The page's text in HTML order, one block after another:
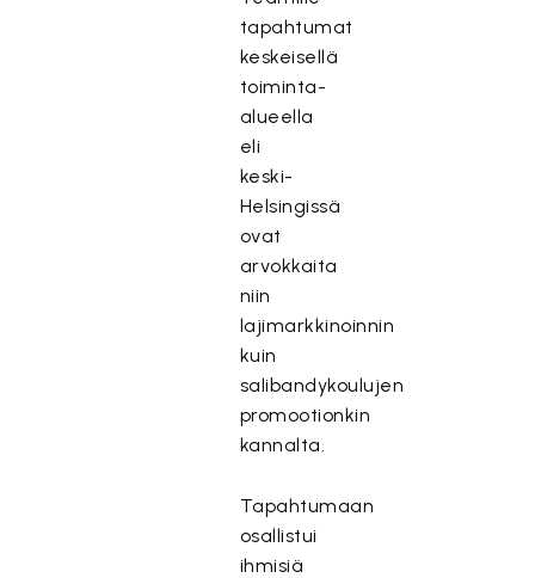
tapahtumat
keskeisellä
toiminta-
alueella
eli
keski-
Helsingissä
ovat
arvokkaita
niin
lajimarkkinoinnin
kuin
salibandykoulujen
promootionkin
kannalta.
Tapahtumaan
osallistui
ihmisiä